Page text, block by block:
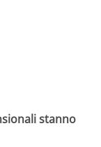
stanno